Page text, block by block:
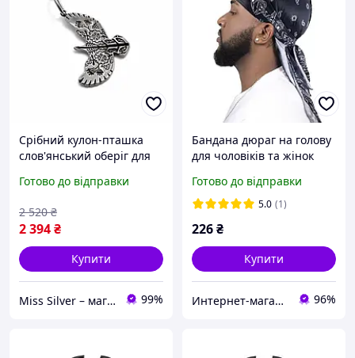
Срібний кулон-пташка
слов'янський оберіг для
українським орнаментом
Готово до відправки
2 394₴
2 520 ₴
Купити
Miss Silver – магазин ювелірних виробів зі срібла 99%
Бандана дюраг на голову
для чоловіків та жінок
орнаментом (II) 34314
Готово до відправки
5.0 (1)
226₴
Купити
Интернет-магазин "Korni" 96%